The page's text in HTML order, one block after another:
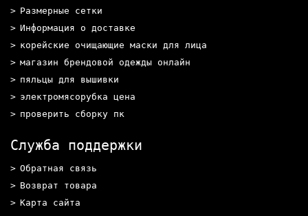
Размерные сетки
Информация о доставке
корейские очищающие маски для лица
магазин брендовой одежды онлайн
пяльцы для вышивки
электромясорубка цена
проверить сборку пк
Служба поддержки
Обратная связь
Возврат товара
Карта сайта